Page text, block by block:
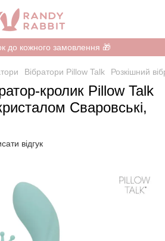
до кожного замовлення 🎁
Вібратори Pillow Talk Розкішний
кролик Pillow Talk
Сваровські,
відгук